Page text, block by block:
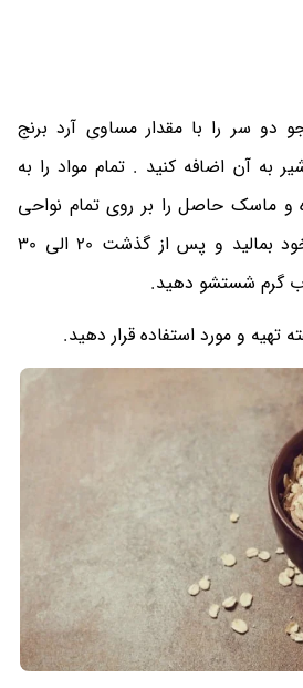
دو سر را با مقدار مساوی آرد برنج
به آن اضافه کنید . تمام مواد را به
و ماسک حاصل را بر روی تمام نواحی
پوست صورت و گردن خود بمالید و پس از گذشت 20 الی 30
گرم شستشو دهید.
تهیه و مورد استفاده قرار دهید.